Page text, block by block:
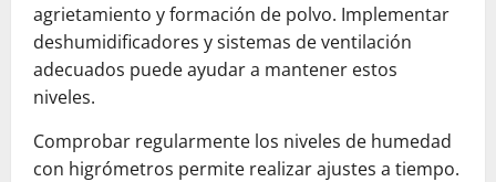
agrietamiento y formación de polvo. Implementar
deshumidificadores y sistemas de ventilación
adecuados puede ayudar a mantener estos
niveles.
Comprobar regularmente los niveles de humedad
con higrómetros permite realizar ajustes a tiempo.